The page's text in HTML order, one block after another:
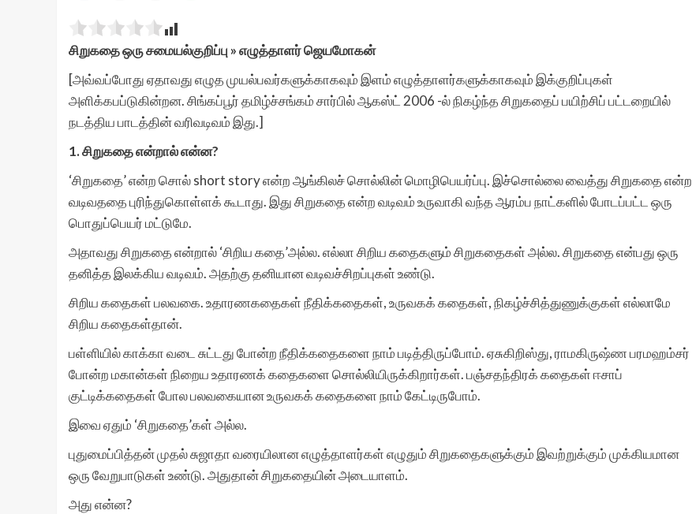
சிறுகதை ஒரு சமையல்குறிப்பு » எழுத்தாளர் ஜெயமோகன்
[அவ்வப்போது ஏதாவது எழுத முயல்பவர்களுக்காகவும் இளம் எழுத்தாளர்களுக்காகவும் இக்குறிப்புகள்
அளிக்கபப்டுகின்றன. சிங்கப்பூர் தமிழ்ச்சங்கம் சார்பில் ஆகஸ்ட் 2006 -ல் நிகழ்ந்த சிறுகதைப் பயிற்சிப் பட்டறையில்
நடத்திய பாடத்தின் வரிவடிவம் இது.]
1. சிறுகதை என்றால் என்ன?
‘சிறுகதை’ என்ற சொல் short story என்ற ஆங்கிலச் சொல்லின் மொழிபெயர்ப்பு. இச்சொல்லை வைத்து சிறுகதை என்ற
வடிவததை புரிந்துகொள்ளக் கூடாது. இது சிறுகதை என்ற வடிவம் உருவாகி வந்த ஆரம்ப நாட்களில் போடப்பட்ட ஒரு
பொதுப்பெயர் மட்டுமே.
அதாவது சிறுகதை என்றால் ‘சிறிய கதை’அல்ல. எல்லா சிறிய கதைகளும் சிறுகதைகள் அல்ல. சிறுகதை என்பது ஒரு
தனித்த இலக்கிய வடிவம். அதற்கு தனியான வடிவச்சிறப்புகள் உண்டு.
சிறிய கதைகள் பலவகை. உதாரணகதைகள் நீதிக்கதைகள், உருவகக் கதைகள், நிகழ்ச்சித்துணுக்குகள் எல்லாமே
சிறிய கதைகள்தான்.
பள்ளியில் காக்கா வடை சுட்டது போன்ற நீதிக்கதைகளை நாம் படித்திருப்போம். ஏசுகிறிஸ்து, ராமகிருஷ்ண பரமஹம்சர்
போன்ற மகான்கள் நிறைய உதாரணக் கதைகளை சொல்லியிருக்கிறார்கள். பஞ்சதந்திரக் கதைகள் ஈசாப்
குட்டிக்கதைகள் போல பலவகையான உருவகக் கதைகளை நாம் கேட்டிருபோம்.
இவை ஏதும் ‘சிறுகதை’கள் அல்ல.
புதுமைப்பித்தன் முதல் சுஜாதா வரையிலான எழுத்தாளர்கள் எழுதும் சிறுகதைகளுக்கும் இவற்றுக்கும் முக்கியமான
ஒரு வேறுபாடுகள் உண்டு. அதுதான் சிறுகதையின் அடையாளம்.
அது என்ன?